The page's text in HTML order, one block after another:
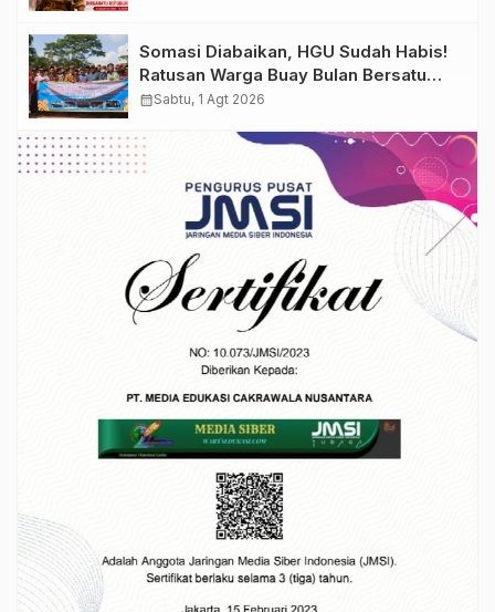
Somasi Diabaikan, HGU Sudah Habis!
Ratusan Warga Buay Bulan Bersatu
Beri Peringatan Terakhir Ke PTPN 1
calendar_monthSabtu, 1 Agt 2026